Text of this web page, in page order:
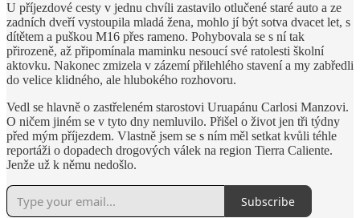
U příjezdové cesty v jednu chvíli zastavilo otlučené staré auto a ze
zadních dveří vystoupila mladá žena, mohlo jí být sotva dvacet let, s
dítětem a puškou M16 přes rameno. Pohybovala se s ní tak
přirozeně, až připomínala maminku nesoucí své ratolesti školní
aktovku. Nakonec zmizela v zázemí přilehlého stavení a my zabředli
do velice klidného, ale hlubokého rozhovoru.
Vedl se hlavně o zastřeleném starostovi Uruapánu Carlosi Manzovi.
O ničem jiném se v tyto dny nemluvilo. Přišel o život jen tři týdny
před mým příjezdem. Vlastně jsem se s ním měl setkat kvůli téhle
reportáži o dopadech drogových válek na region Tierra Caliente.
Jenže už k němu nedošlo.
Subscribe